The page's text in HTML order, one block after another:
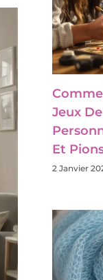
Jeux
Et
2 Janvier